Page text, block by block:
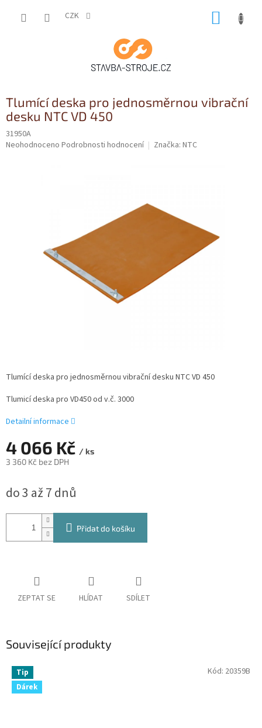
CZK
Tlumící deska pro jednosměrnou vibrační
desku NTC VD 450
31950A
Průměrné
Neohodnoceno Podrobnosti hodnocení Značka: NTC
4 066 Kč / ks
3 360 Kč bez DPH
cena:
do 3 až 7 dnů
Přidat do košíku
Tlumící deska pro jednosměrnou vibrační desku NTC VD 450
Tlumicí deska pro VD450 od v.č. 3000
Detailní informace
ZEPTAT SE HLÍDAT SDÍLET
Související produkty
Tip
Dárek
Kód: 20359B